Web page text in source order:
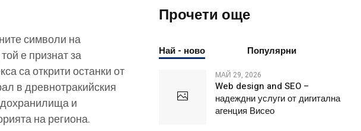
символи на
е признат за
са открити останки от
в древнотракийския
и
на региона.
Прочети още
Най - ново Популярни
МАЙ 29, 2026
Web design and SEO –
надеждни услуги от дигитална
агенция Висео